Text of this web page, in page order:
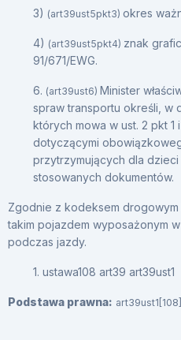
3) (art39ust5pkt3) okres
4) (art39ust5pkt4) znak
91/671/EWG.
6. (art39ust6) Minister
spraw transportu określi, w
których mowa w ust. 2 pkt 1
dotyczącymi
przytrzymujących dla
stosowanych dokumentów.
Zgodnie z kodeksem
takim pojazdem wyposażonym
podczas jazdy.
1. ustawa108 art39 art39ust1
Podstawa prawna: art39ust1[108]|